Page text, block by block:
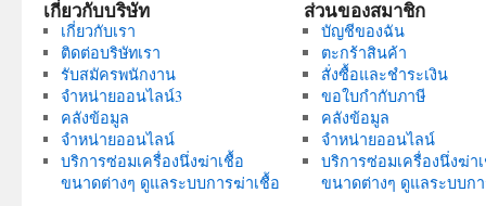
the
product
page
the
product
page
เกี่ยวกับบริษัท
เกี่ยวกับเรา
ติดต่อบริษัทเรา
รับสมัครพนักงาน
จำหน่ายออนไลน์3
คลังข้อมูล
จำหน่ายออนไลน์
บริการซ่อมเครื่องนึ่งฆ่าเชื้อ
ขนาดต่างๆ ดูแลระบบการฆ่าเชื้อ
ส่วนของสมาชิก
บัญชีของฉัน
ตะกร้าสินค้า
สั่งซื้อและชำระเงิน
ขอใบกำกับภาษี
คลังข้อมูล
จำหน่ายออนไลน์
บริการซ่อมเครื่องนึ่งฆ่า
ขนาดต่างๆ ดูแลระบบก